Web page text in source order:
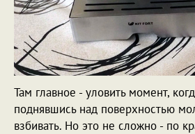
Там главное - уловить момент,
поднявшись над поверхностью
взбивать. Но это не сложно - по